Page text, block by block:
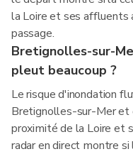
la Loire et ses affluents
passage.
Bretignolles-sur-
pleut beaucoup ?
Le risque d'inondation
Bretignolles-sur-Mer et
proximité de la Loire et
radar en direct montre